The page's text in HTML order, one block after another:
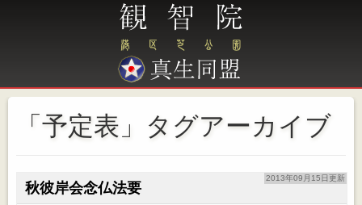
「予定表」タグアーカイブ
2013年09月15日更新
秋彼岸会念仏法要